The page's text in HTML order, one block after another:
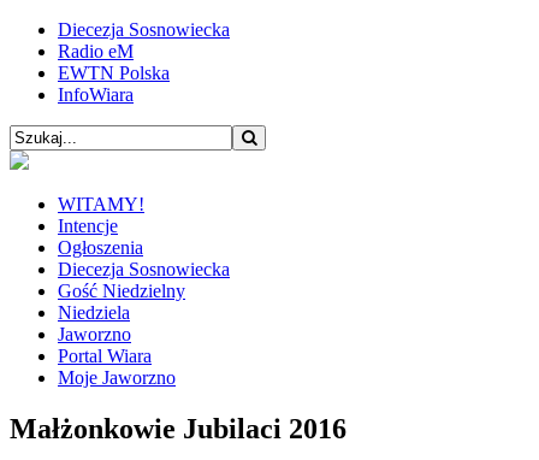
Diecezja Sosnowiecka
Radio eM
EWTN Polska
InfoWiara
WITAMY!
Intencje
Ogłoszenia
Diecezja Sosnowiecka
Gość Niedzielny
Niedziela
Jaworzno
Portal Wiara
Moje Jaworzno
Małżonkowie Jubilaci 2016